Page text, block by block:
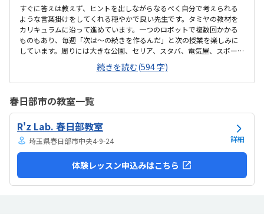
すぐに答えは教えず、ヒントを出しながらなるべく自分で考えられる
ような言葉掛けをしてくれる穏やかで良い先生です。タミヤの教材を
カリキュラムに沿って進めています。一つのロボットで複数回かかる
ものもあり、毎週「次は〜の続きを作るんだ」と次の授業を楽しみに
しています。周りには大きな公園、セリア、スタバ、電気屋、スポーツ
ショップ、スーパー…なんでもあるので、授業中、小さい子を連れて
時間潰すのも困りません。教室内では長机を授業内容に合わせて動か
したりと、環境設定に気を遣っているのがわかります。また、教室か
間と、動いて友達と作ったロボットで対決をして盛り上がったりと活
動にメリハリがあって良いと思います。プログラミング教室がどこも
高い中、良心的な金額だと思います。パソコンでのプログラミングで
はなく実際に手を動かしてロボットを作る教室は工作...
続きを読む(594 字)
春日部市の教室一覧
R'z Lab. 春日部教室
埼玉県春日部市中央4-9-24 詳細
体験レッスン申込みはこちら